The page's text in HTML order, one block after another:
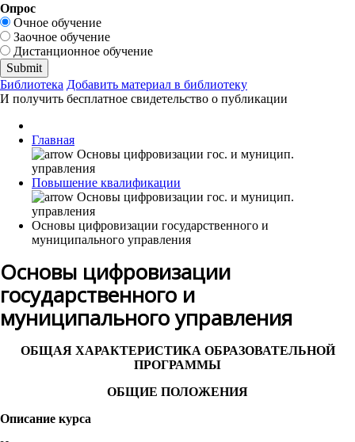
Опрос
Очное обучение
Заочное обучение
Дистанционное обучение
Библиотека Добавить материал в библиотеку
И получить бесплатное свидетельство о публикации
Главная
Повышение квалификации
Основы цифровизации государственного и
муниципального управления
Основы цифровизации
государственного и
муниципального управления
ОБЩАЯ ХАРАКТЕРИСТИКА ОБРАЗОВАТЕЛЬНОЙ
ПРОГРАММЫ
ОБЩИЕ ПОЛОЖЕНИЯ
Описание курса